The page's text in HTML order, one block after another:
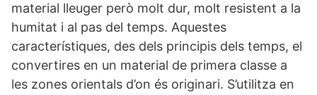
material lleuger però molt dur, molt resistent a la
humitat i al pas del temps. Aquestes
característiques, des dels principis dels temps, el
convertires en un material de primera classe a
les zones orientals d’on és originari. S’utilitza en